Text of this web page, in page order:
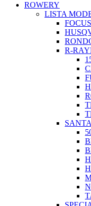
ROWERY
LISTA
FOCUS
R-